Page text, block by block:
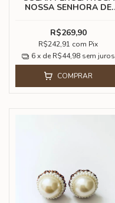
NOSSA SENHORA DE
R$269,90
R$242,91 com Pix
6 x de R$44,98 sem juros
COMPRAR